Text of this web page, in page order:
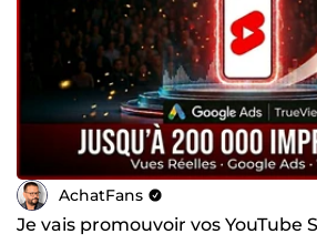
AchatFans
Je vais promouvoir vos YouTube